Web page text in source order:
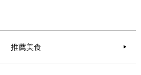
推薦美食